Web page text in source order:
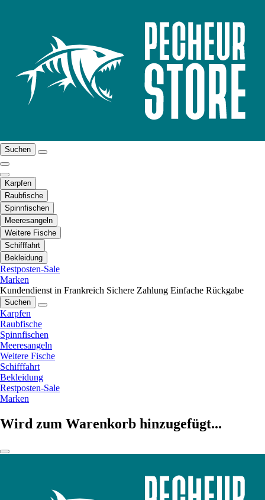
Suchen
Karpfen
Raubfische
Spinnfischen
Meeresangeln
Weitere Fische
Schifffahrt
Bekleidung
Restposten-Sale
Marken
Kundendienst in Frankreich Sichere Zahlung Einfache Rückgabe
Suchen
Karpfen
Raubfische
Spinnfischen
Meeresangeln
Weitere Fische
Schifffahrt
Bekleidung
Restposten-Sale
Marken
Wird zum Warenkorb hinzugefügt...